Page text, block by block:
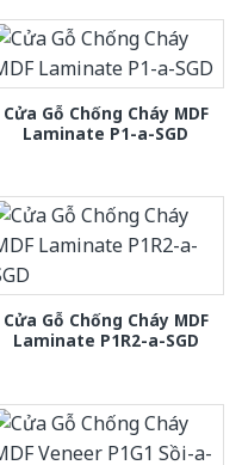
Cửa Gỗ Chống Cháy MDF
Laminate P1-a-SGD
Cửa Gỗ Chống Cháy MDF
Laminate P1R2-a-SGD